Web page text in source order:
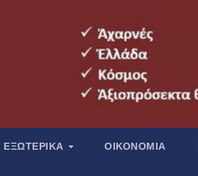
ΕΞΩΤΕΡΙΚΑ ΟΙΚΟΝΟΜΙΑ